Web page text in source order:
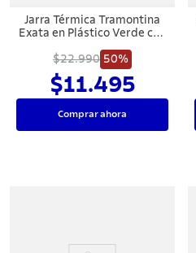
Jarra Térmica Tramontina
Exata en Plástico Verde con
$22.990 50%
$11.495
Comprar ahora